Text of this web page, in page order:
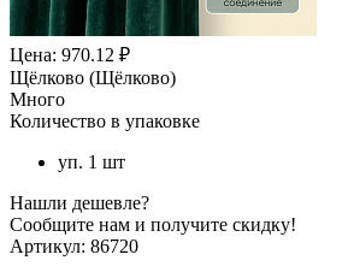
Цена: 970.12 ₽
Щёлково (Щёлково)
Много
Количество в упаковке
уп. 1 шт
Нашли дешевле?
Сообщите нам и получите скидку!
Артикул: 86720